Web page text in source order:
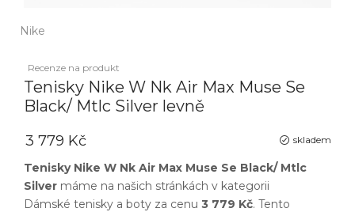
Nike
Recenze na produkt
Tenisky Nike W Nk Air Max Muse Se
Black/ Mtlc Silver levně
skladem
3 779 Kč
Tenisky Nike W Nk Air Max Muse Se Black/ Mtlc
Silver máme na našich stránkách v kategorii
Dámské tenisky a boty za cenu 3 779 Kč. Tento